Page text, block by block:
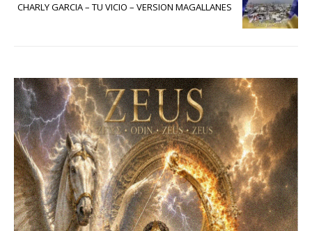
CHARLY GARCIA – TU VICIO – VERSION MAGALLANES